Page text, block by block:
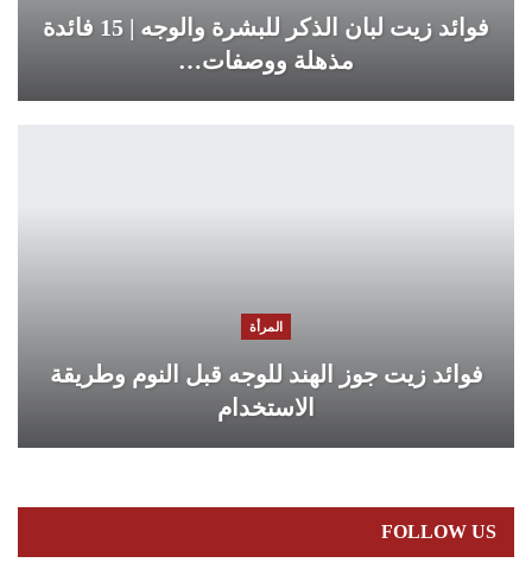
فوائد زيت لبان الذكر للبشرة والوجه | 15 فائدة
مذهلة ووصفات…
المرأة
فوائد زيت جوز الهند للوجه قبل النوم وطريقة
الاستخدام
FOLLOW US